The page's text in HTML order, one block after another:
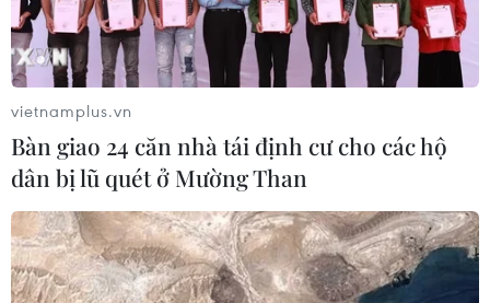
vietnamplus.vn
Bàn giao 24 căn nhà tái định cư cho các hộ
dân bị lũ quét ở Mường Than